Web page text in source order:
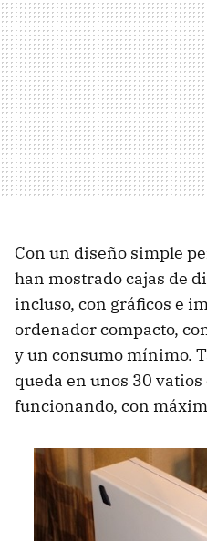
Con un diseño simple
han mostrado cajas de
incluso, con gráficos e
ordenador compacto,
y un consumo mínimo.
queda en unos 30 vatios
funcionando, con